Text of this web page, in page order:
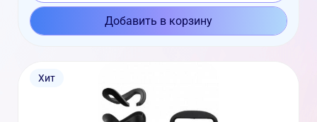
Добавить в корзину
Хит